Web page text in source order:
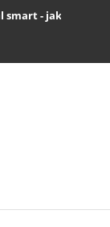
smart - jak się